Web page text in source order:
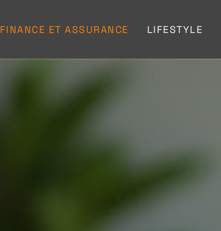
FINANCE ET ASSURANCE LIFESTYLE